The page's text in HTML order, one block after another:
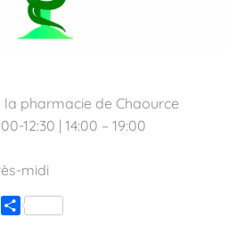
pharmacie de Chaource
12:30 | 14:00 – 19:00
midi
CopyPartager